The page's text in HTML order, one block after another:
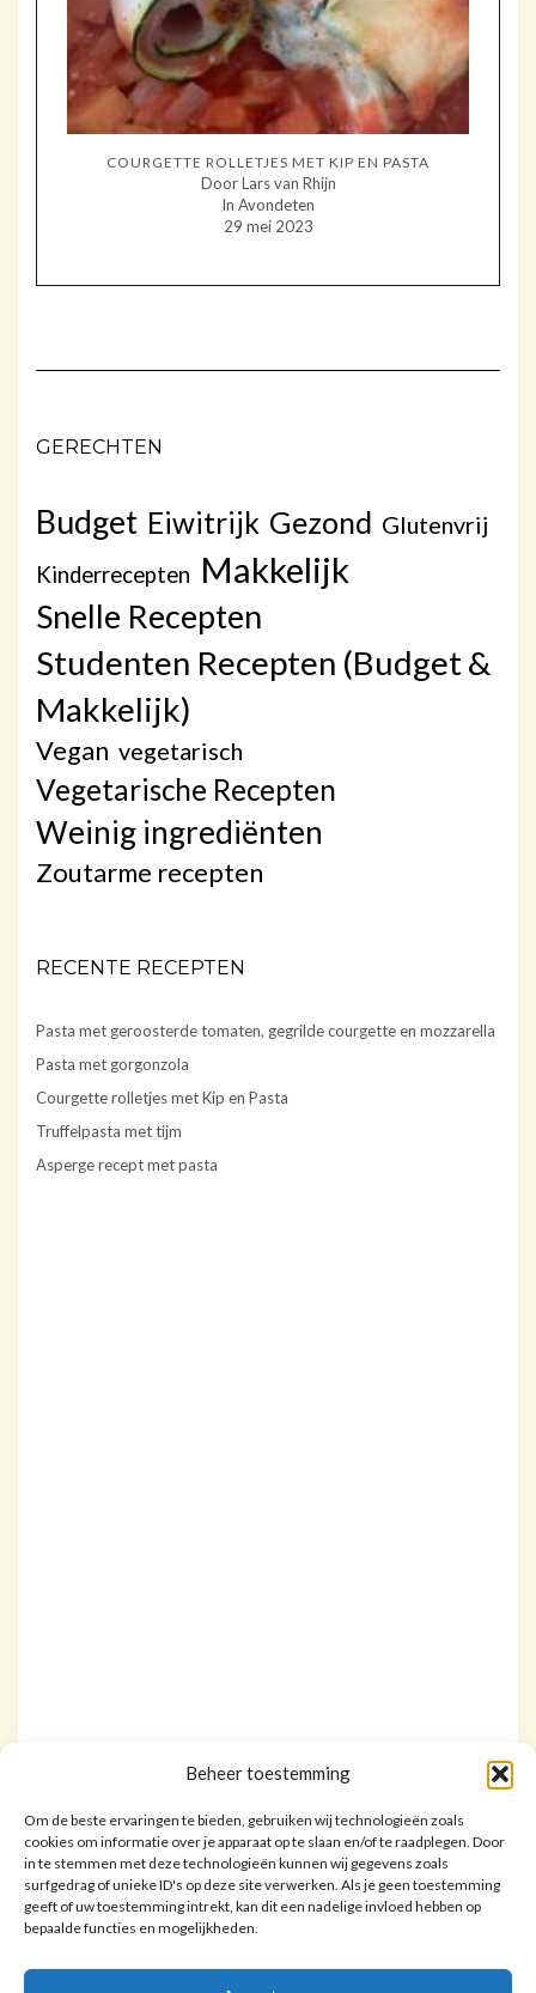
Beheer toestemming
Om de beste ervaringen te bieden, gebruiken wij technologieën zoals
cookies om informatie over je apparaat op te slaan en/of te raadplegen. Door
in te stemmen met deze technologieën kunnen wij gegevens zoals
surfgedrag of unieke ID's op deze site verwerken. Als je geen toestemming
geeft of uw toestemming intrekt, kan dit een nadelige invloed hebben op
bepaalde functies en mogelijkheden.
COURGETTE ROLLETJES MET KIP EN PASTA
Door Lars van Rhijn
In Avondeten
29 mei 2023
GERECHTEN
Budget Eiwitrijk Gezond Glutenvrij
Kinderrecepten Makkelijk
Snelle Recepten
Studenten Recepten (Budget &
Makkelijk)
Vegan vegetarisch
Vegetarische Recepten
Weinig ingrediënten
Zoutarme recepten
RECENTE RECEPTEN
Pasta met geroosterde tomaten, gegrilde courgette en mozzarella
Pasta met gorgonzola
Courgette rolletjes met Kip en Pasta
Truffelpasta met tijm
Asperge recept met pasta